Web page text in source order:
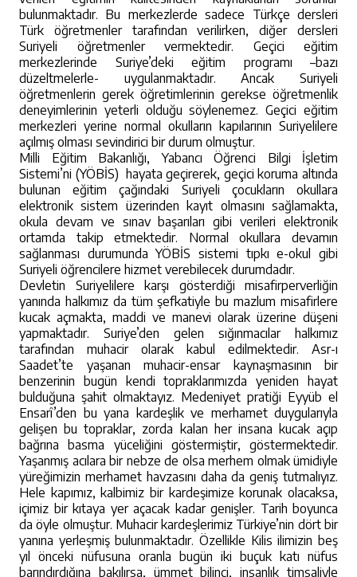
bulunmaktadır. Bu merkezlerde sadece Türkçe dersleri
Türk öğretmenler tarafından verilirken, diğer dersleri
Suriyeli öğretmenler vermektedir. Geçici eğitim
merkezlerinde Suriye’deki eğitim programı –bazı
düzeltmelerle- uygulanmaktadır. Ancak Suriyeli
öğretmenlerin gerek öğretimlerinin gerekse öğretmenlik
deneyimlerinin yeterli olduğu söylenemez. Geçici eğitim
merkezleri yerine normal okulların kapılarının Suriyelilere
açılmış olması sevindirici bir durum olmuştur.
Milli Eğitim Bakanlığı, Yabancı Öğrenci Bilgi İşletim
Sistemi’ni (YÖBİS) hayata geçirerek, geçici koruma altında
bulunan eğitim çağındaki Suriyeli çocukların okullara
elektronik sistem üzerinden kayıt olmasını sağlamakta,
okula devam ve sınav başarıları gibi verileri elektronik
ortamda takip etmektedir. Normal okullara devamın
sağlanması durumunda YÖBİS sistemi tıpkı e-okul gibi
Suriyeli öğrencilere hizmet verebilecek durumdadır.
Devletin Suriyelilere karşı gösterdiği misafirperverliğin
yanında halkımız da tüm şefkatiyle bu mazlum misafirlere
kucak açmakta, maddi ve manevi olarak üzerine düşeni
yapmaktadır. Suriye’den gelen sığınmacılar halkımız
tarafından muhacir olarak kabul edilmektedir. Asr-ı
Saadet’te yaşanan muhacir-ensar kaynaşmasının bir
benzerinin bugün kendi topraklarımızda yeniden hayat
bulduğuna şahit olmaktayız. Medeniyet pratiği Eyyüb el
Ensarî’den bu yana kardeşlik ve merhamet duygularıyla
gelişen bu topraklar, zorda kalan her insana kucak açıp
bağrına basma yüceliğini göstermiştir, göstermektedir.
Yaşanmış acılara bir nebze de olsa merhem olmak ümidiyle
yüreğimizin merhamet havzasını daha da geniş tutmalıyız.
Hele kapımız, kalbimiz bir kardeşimize korunak olacaksa,
içimiz bir kıtaya yer açacak kadar genişler. Tarih boyunca
da öyle olmuştur. Muhacir kardeşlerimiz Türkiye’nin dört bir
yanına yerleşmiş bulunmaktadır. Özellikle Kilis ilimizin beş
yıl önceki nüfusuna oranla bugün iki buçuk katı nüfus
barındırdığına bakılırsa, ümmet bilinci, insanlık timsaliyle